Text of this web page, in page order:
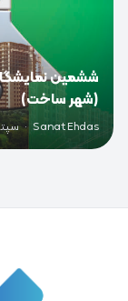
ششمین
(شهر ساخت)
Sanat Ehdas
·